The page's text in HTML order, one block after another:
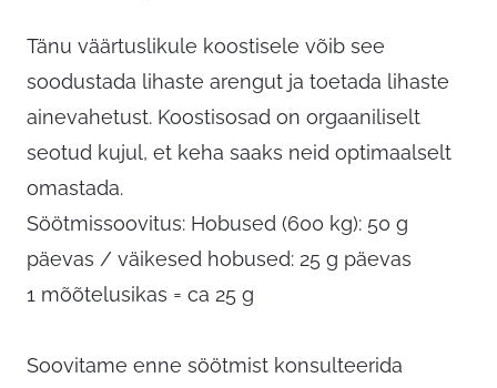
Tänu väärtuslikule koostisele võib see
soodustada lihaste arengut ja toetada lihaste
ainevahetust. Koostisosad on orgaaniliselt
seotud kujul, et keha saaks neid optimaalselt
omastada.
Söötmissoovitus: Hobused (600 kg): 50 g
päevas / väikesed hobused: 25 g päevas
1 mõõtelusikas = ca 25 g
Soovitame enne söötmist konsulteerida